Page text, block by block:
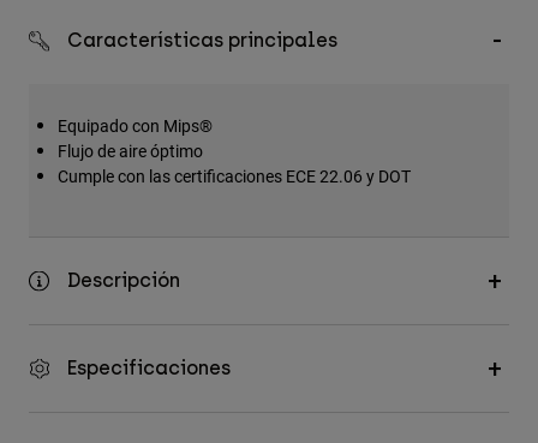
Bolsas y Mochilas
Ver todo
Características principales
Equipado con Mips®
Flujo de aire óptimo
Cumple con las certificaciones ECE 22.06 y DOT
Descripción
Especificaciones